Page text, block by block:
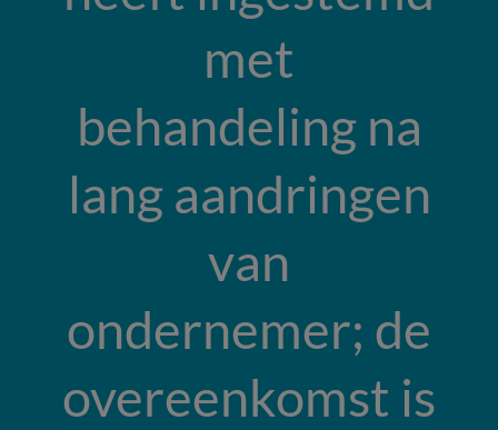
met
behandeling na
lang aandringen
van
ondernemer; de
overeenkomst is